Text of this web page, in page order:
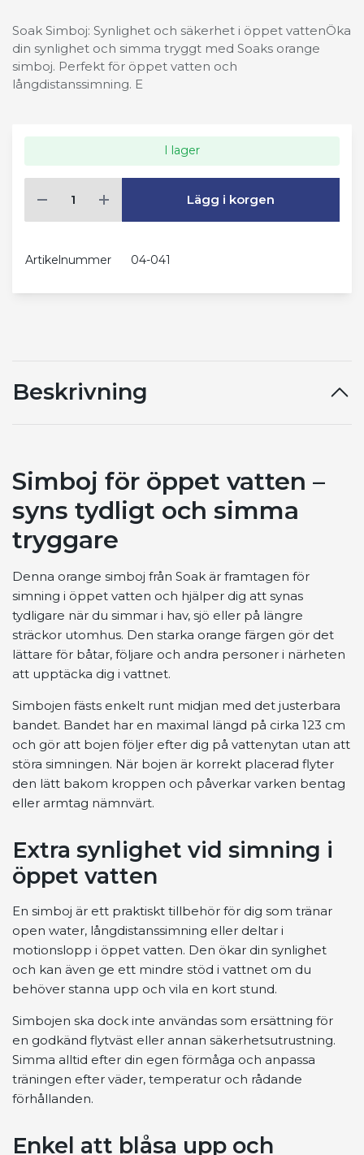
Soak Simboj: Synlighet och säkerhet i öppet vattenÖka
din synlighet och simma tryggt med Soaks orange
simboj. Perfekt för öppet vatten och
långdistanssimning. E
I lager
Lägg i korgen
Artikelnummer 04-041
Beskrivning
Simboj för öppet vatten –
syns tydligt och simma
tryggare
Denna orange simboj från Soak är framtagen för
simning i öppet vatten och hjälper dig att synas
tydligare när du simmar i hav, sjö eller på längre
sträckor utomhus. Den starka orange färgen gör det
lättare för båtar, följare och andra personer i närheten
att upptäcka dig i vattnet.
Simbojen fästs enkelt runt midjan med det justerbara
bandet. Bandet har en maximal längd på cirka 123 cm
och gör att bojen följer efter dig på vattenytan utan att
störa simningen. När bojen är korrekt placerad flyter
den lätt bakom kroppen och påverkar varken bentag
eller armtag nämnvärt.
Extra synlighet vid simning i
öppet vatten
En simboj är ett praktiskt tillbehör för dig som tränar
open water, långdistanssimning eller deltar i
motionslopp i öppet vatten. Den ökar din synlighet
och kan även ge ett mindre stöd i vattnet om du
behöver stanna upp och vila en kort stund.
Simbojen ska dock inte användas som ersättning för
en godkänd flytväst eller annan säkerhetsutrustning.
Simma alltid efter din egen förmåga och anpassa
träningen efter väder, temperatur och rådande
förhållanden.
Enkel att blåsa upp och